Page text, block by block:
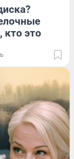
кто это